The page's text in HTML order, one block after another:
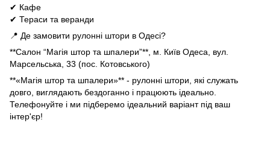
✔ Кафе
✔ Тераси та веранди
📍 Де замовити рулонні штори в Одесі?
**Салон “Магія штор та шпалери”**, м. Київ Одеса, вул.
Марсельська, 33 (пос. Котовського)
**«Магія штор та шпалери»** - рулонні штори, які служать
довго, виглядають бездоганно і працюють ідеально.
Телефонуйте і ми підберемо ідеальний варіант під ваш
інтер'єр!